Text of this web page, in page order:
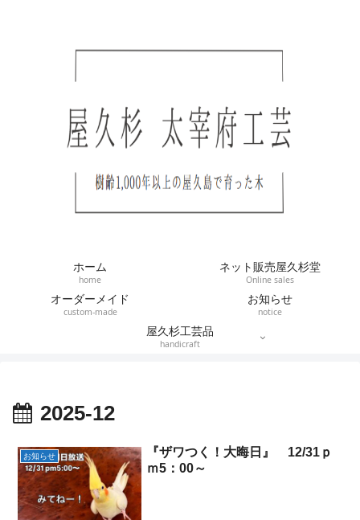
ホーム
home
ネット販売屋久杉堂
Online sales
オーダーメイド
custom-made
お知らせ
notice
屋久杉工芸品
handicraft
2025-12
お知らせ
『ザワつく！大晦日』 12/31ｐ
ｍ5：00～